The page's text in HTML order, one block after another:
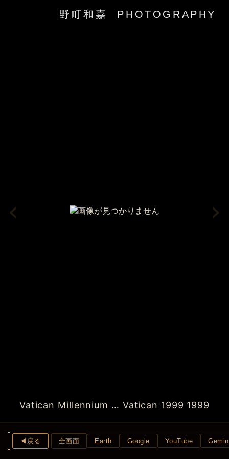
野町和嘉 PHOTOGRAPHY
‹
Vatican Millennium … Vatican 1999 1999
›
◀︎戻る 全画面 Earth Google YouTube